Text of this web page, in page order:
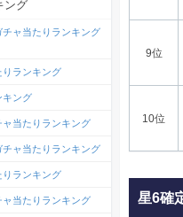
9位
10位
星6確
ング
ャ当たりランキング
りランキング
キング
当たりランキング
チャ当たりランキング
ランキング
当たりランキング